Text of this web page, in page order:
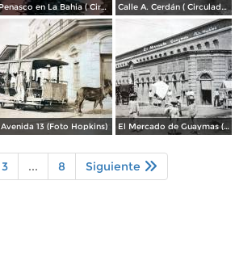
Penasco en La Bahia ( Circulada el 28 de Mayo de 1944 ). Calle A. Cerdán ( Circulada el 24 de Marzo de 1952 ).
Avenida 13 (Foto Hopkins) El Mercado de Guaymas (Foto Hopkins)
3 ... 8 Siguiente